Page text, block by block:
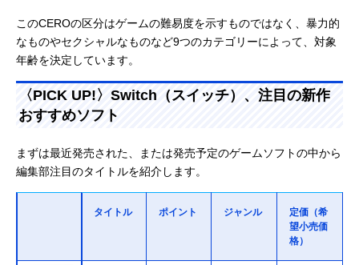
このCEROの区分はゲームの難易度を示すものではなく、暴力的
なものやセクシャルなものなど9つのカテゴリーによって、対象
年齢を決定しています。
〈PICK UP!〉Switch（スイッチ）、注目の新作
おすすめソフト
まずは最近発売された、または発売予定のゲームソフトの中から
編集部注目のタイトルを紹介します。
タイトル ポイント ジャンル
定価（希
望小売価
格）